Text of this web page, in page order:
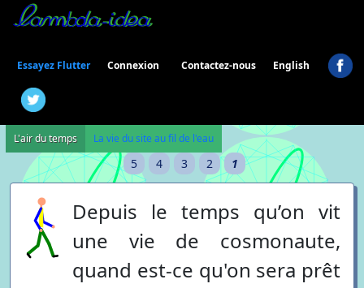
Essayez Flutter Connexion Contactez-nous English
L'air du temps La vie du site au fil de l'eau
5 4 3 2 1
Depuis le temps qu’on vit
une vie de cosmonaute,
quand est-ce qu'on sera prêt